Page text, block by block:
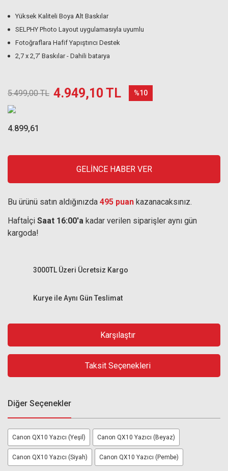
Yüksek Kaliteli Boya Alt Baskılar
SELPHY Photo Layout uygulamasıyla uyumlu
Fotoğraflara Hafif Yapıştırıcı Destek
2,7 x 2,7' Baskılar - Dahili batarya
5.499,00 TL 4.949,10 TL %10
4.899,61
GELİNCE HABER VER
Bu ürünü satın aldığınızda 495 puan kazanacaksınız.
Haftaİçi Saat 16:00'a kadar verilen siparişler aynı gün
kargoda!
Kurye ile Aynı Gün Teslimat
3000TL Üzeri Ücretsiz Kargo
Karşılaştır
Taksit Seçenekleri
Diğer Seçenekler
Canon QX10 Yazıcı (Yeşil) Canon QX10 Yazıcı (Beyaz)
Canon QX10 Yazıcı (Siyah) Canon QX10 Yazıcı (Pembe)